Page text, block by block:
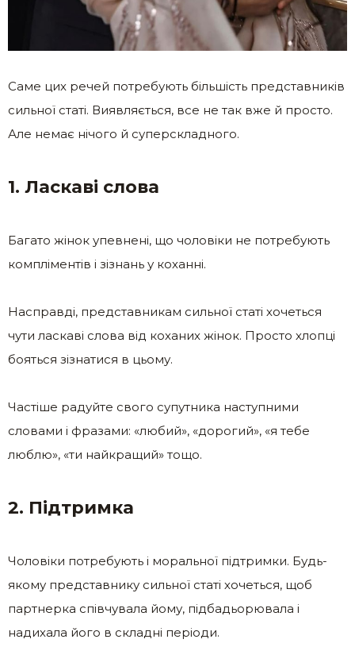
Саме цих речей потребують більшість представників
сильної статі. Виявляється, все не так вже й просто.
Але немає нічого й суперскладного.
1. Ласкаві слова
Багато жінок упевнені, що чоловіки не потребують
компліментів і зізнань у коханні.
Насправді, представникам сильної статі хочеться
чути ласкаві слова від коханих жінок. Просто хлопці
бояться зізнатися в цьому.
Частіше радуйте свого супутника наступними
словами і фразами: «любий», «дорогий», «я тебе
люблю», «ти найкращий» тощо.
2. Підтримка
Чоловіки потребують і моральної підтримки. Будь-
якому представнику сильної статі хочеться, щоб
партнерка співчувала йому, підбадьорювала і
надихала його в складні періоди.